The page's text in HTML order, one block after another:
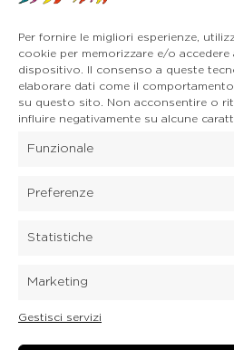
Per fornire le migliori esperienze,
cookie per memorizzare e/o accedere
dispositivo. Il consenso a queste
elaborare dati come il
su questo sito. Non acconsentire o
influire negativamente su alcune
Funzionale
Preferenze
Statistiche
Marketing
Gestisci servizi
32041 Auronzo di Cadore (BL)
E-mail. auronzo@dolomitica.it
Cortina d'Ampezzo
32043 Cortina d'Ampezzo (BL)
Tel. 0436 4127
E-mail. pieve@dolomitica.it
S. Stefano di Cadore
32045 S. Stefano di Cadore -
32040 Candide di Comelico
E-mail. candide@dolomitica.it
Laboratorio Marmi